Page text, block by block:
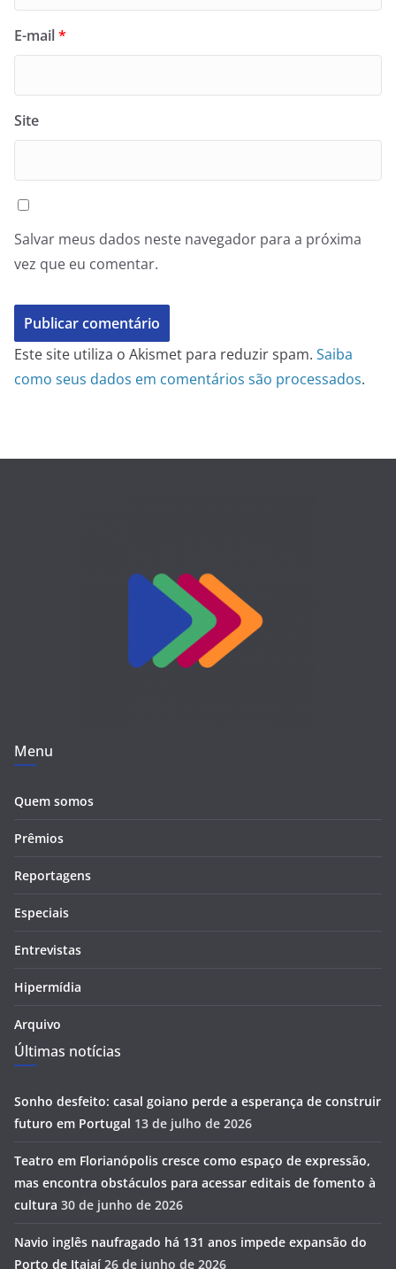
E-mail*
Site
Salvar meus dados neste navegador para a próxima
vez que eu comentar.
Este site utiliza o Akismet para reduzir spam. Saiba
como seus dados em comentários são processados.
Menu
Quem somos
Prêmios
Reportagens
Especiais
Entrevistas
Hipermídia
Arquivo
Últimas notícias
Sonho desfeito: casal goiano perde a esperança de construir
futuro em Portugal 13 de julho de 2026
Teatro em Florianópolis cresce como espaço de expressão,
mas encontra obstáculos para acessar editais de fomento à
cultura 30 de junho de 2026
Navio inglês naufragado há 131 anos impede expansão do
Porto de Itajaí 26 de junho de 2026